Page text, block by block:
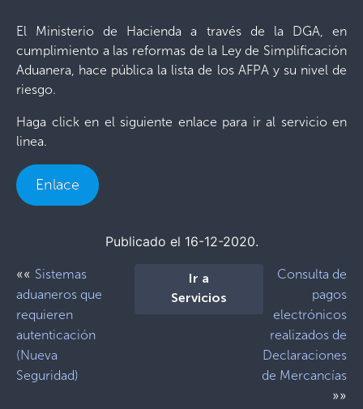
El Ministerio de Hacienda a través de la DGA, en
cumplimiento a las reformas de la Ley de Simplificación
Aduanera, hace pública la lista de los AFPA y su nivel de
riesgo.
Haga click en el siguiente enlace para ir al servicio en
linea.
Enlace
Publicado el 16-12-2020.
«« Sistemas
aduaneros que
requieren
autenticación
(Nueva
Seguridad)
Ir a
Servicios
Consulta de
pagos
electrónicos
realizados de
Declaraciones
de Mercancías
»»